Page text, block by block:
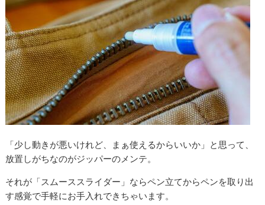
「少し動きが悪いけれど、まぁ使えるからいいか」と思って、
放置しがちなのがジッパーのメンテ。
それが「スムーススライダー」ならペン立てからペンを取り出
す感覚で手軽にお手入れできちゃいます。